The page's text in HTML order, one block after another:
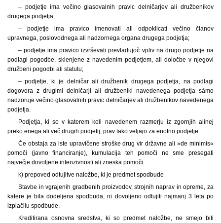
– podjetje ima večino glasovalnih pravic delničarjev ali družbenikov
drugega podjetja;
– podjetje ima pravico imenovati ali odpoklicati večino članov
upravnega, poslovodnega ali nadzornega organa drugega podjetja;
– podjetje ima pravico izvrševati prevladujoč vpliv na drugo podjetje na
podlagi pogodbe, sklenjene z navedenim podjetjem, ali določbe v njegovi
družbeni pogodbi ali statutu;
– podjetje, ki je delničar ali družbenik drugega podjetja, na podlagi
dogovora z drugimi delničarji ali družbeniki navedenega podjetja sámo
nadzoruje večino glasovalnih pravic delničarjev ali družbenikov navedenega
podjetja.
Podjetja, ki so v katerem koli navedenem razmerju iz zgornjih alinej
preko enega ali več drugih podjetij, prav tako veljajo za enotno podjetje.
Če obstaja za iste upravičene stroške drug vir državne ali »de minimis«
pomoči (javno financiranje), kumulacija teh pomoči ne sme presegati
največje dovoljene intenzivnosti ali zneska pomoči.
k) prepoved odtujitve naložbe, ki je predmet spodbude
Stavbe in vgrajenih gradbenih proizvodov, strojnih naprav in opreme, za
katere je bila dodeljena spodbuda, ni dovoljeno odtujiti najmanj 3 leta po
izplačilu spodbude.
Kreditirana osnovna sredstva, ki so predmet naložbe, ne smejo biti